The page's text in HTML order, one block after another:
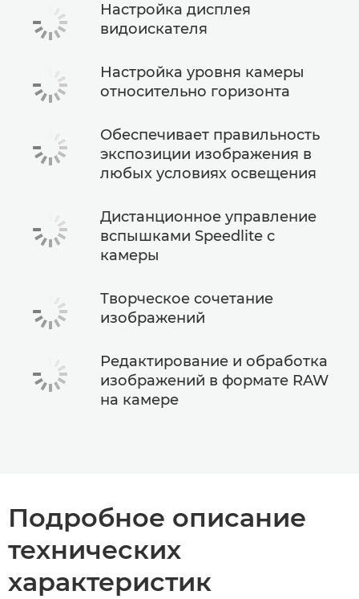
Настройка дисплея
видоискателя
Настройка уровня камеры
относительно горизонта
Обеспечивает правильность
экспозиции изображения в
любых условиях освещения
Дистанционное управление
вспышками Speedlite с
камеры
Творческое сочетание
изображений
Редактирование и обработка
изображений в формате RAW
на камере
Подробное описание
технических
характеристик